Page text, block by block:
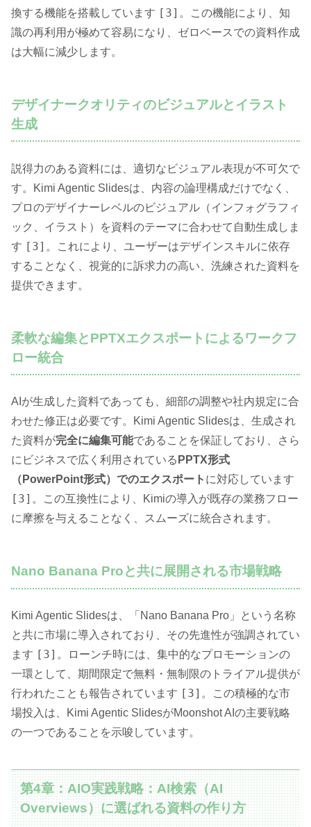
換する機能を搭載しています [3] 。この機能により、知
識の再利用が極めて容易になり、ゼロベースでの資料作成
は大幅に減少します。
デザイナークオリティのビジュアルとイラスト
生成
説得力のある資料には、適切なビジュアル表現が不可欠で
す。Kimi Agentic Slidesは、内容の論理構成だけでなく、
プロのデザイナーレベルのビジュアル（インフォグラフィ
ック、イラスト）を資料のテーマに合わせて自動生成しま
す [3] 。これにより、ユーザーはデザインスキルに依存
することなく、視覚的に訴求力の高い、洗練された資料を
提供できます。
柔軟な編集とPPTXエクスポートによるワークフ
ロー統合
AIが生成した資料であっても、細部の調整や社内規定に合
わせた修正は必要です。Kimi Agentic Slidesは、生成され
た資料が完全に編集可能であることを保証しており、さら
にビジネスで広く利用されている PPTX形式
（PowerPoint形式）でのエクスポート に対応しています
[3] 。この互換性により、Kimiの導入が既存の業務フロー
に摩擦を与えることなく、スムーズに統合されます。
Nano Banana Proと共に展開される市場戦略
Kimi Agentic Slidesは、「Nano Banana Pro」という名称
と共に市場に導入されており、その先進性が強調されてい
ます [3] 。ローンチ時には、集中的なプロモーションの
一環として、期間限定で無料・無制限のトライアル提供が
行われたことも報告されています [3] 。この積極的な市
場投入は、Kimi Agentic SlidesがMoonshot AIの主要戦略
の一つであることを示唆しています。
第4章：AIO実践戦略：AI検索（AI
Overviews）に選ばれる資料の作り方